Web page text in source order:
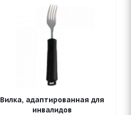
Вилка, адаптированная для
инвалидов